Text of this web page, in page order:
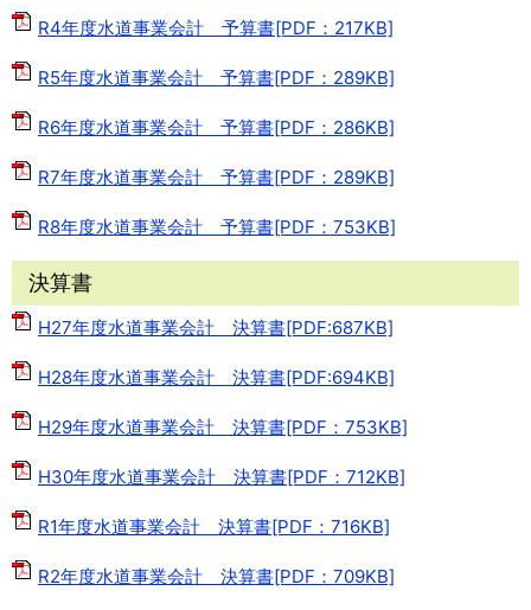
R4年度水道事業会計 予算書[PDF：217KB]
R5年度水道事業会計 予算書[PDF：289KB]
R6年度水道事業会計 予算書[PDF：286KB]
R7年度水道事業会計 予算書[PDF：289KB]
R8年度水道事業会計 予算書[PDF：753KB]
決算書
H27年度水道事業会計 決算書[PDF:687KB]
H28年度水道事業会計 決算書[PDF:694KB]
H29年度水道事業会計 決算書[PDF：753KB]
H30年度水道事業会計 決算書[PDF：712KB]
R1年度水道事業会計 決算書[PDF：716KB]
R2年度水道事業会計 決算書[PDF：709KB]